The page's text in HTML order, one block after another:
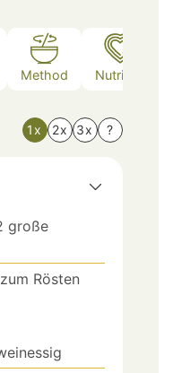
Method Nutrition
1x 2x 3x ?
große
Rösten